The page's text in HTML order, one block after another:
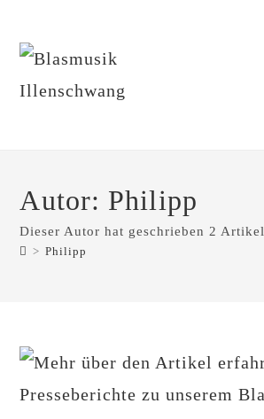
springen
Autor: Philipp
Dieser Autor hat geschrieben 2 Artikel
> Philipp